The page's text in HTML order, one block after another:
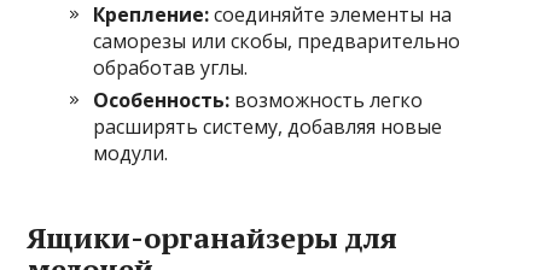
Крепление:соединяйте элементы на
саморезы или скобы, предварительно
обработав углы.
Особенность: возможность легко
расширять систему, добавляя новые
модули.
Ящики-органайзеры для